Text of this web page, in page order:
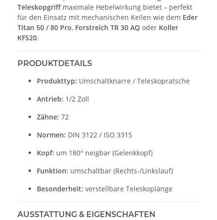
Teleskopgriffmaximale Hebelwirkung bietet – perfekt
für den Einsatz mit mechanischen Keilen wie dem Eder
Titan 50 / 80 Pro, Forstreich TR 30 AQ oder Koller
KFS20.
PRODUKTDETAILS
Produkttyp: Umschaltknarre / Teleskopratsche
Antrieb: 1/2 Zoll
Zähne: 72
Normen: DIN 3122 / ISO 3315
Kopf: um 180° neigbar (Gelenkkopf)
Funktion: umschaltbar (Rechts-/Linkslauf)
Besonderheit: verstellbare Teleskoplänge
AUSSTATTUNG & EIGENSCHAFTEN